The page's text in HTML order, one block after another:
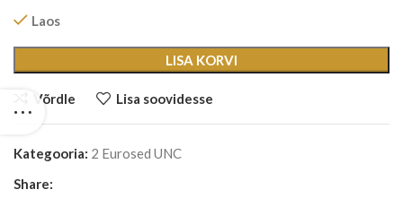
Laos
LISA KORVI
Võrdle Lisa soovidesse
Kategooria: 2 Eurosed UNC
Share: